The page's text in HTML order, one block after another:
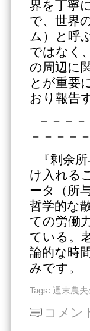
界を丁寧
で、世界
ム）と呼
ではなく
の周辺に
とが重要
おり報告
－－－
－－－－
『剰余
け入れる
ータ（所
哲学的な
ての労働
ている。
論的な時
みです。
Tags: 週末農
コメン